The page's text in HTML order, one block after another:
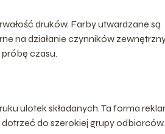
druków. Farby utwardzane są
na działanie czynników
czasu.
ulotek składanych. Ta forma
do szerokiej grupy odbiorców.